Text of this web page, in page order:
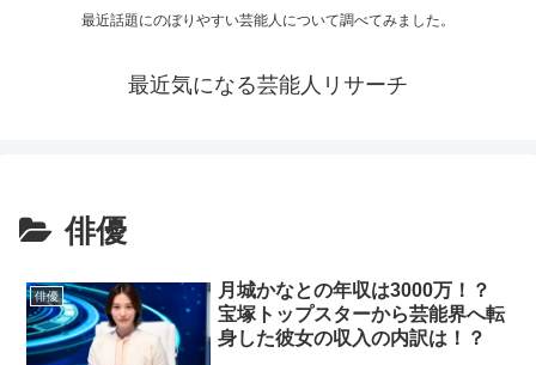
最近話題にのぼりやすい芸能人について調べてみました。
最近気になる芸能人リサーチ
俳優
俳優
月城かなとの年収は3000万！？
宝塚トップスターから芸能界へ転
身した彼女の収入の内訳は！？